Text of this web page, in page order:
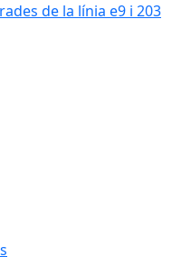
de la línia e9 i 203